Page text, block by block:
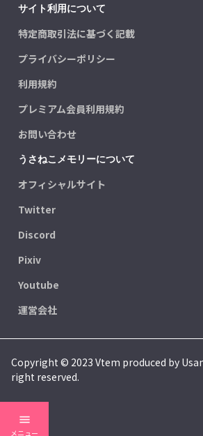
サイト利用について
特定商取引法に基づく記載
プライバシーポリシー
利用規約
プレミアム会員利用規約
お問い合わせ
うさねこメモリーについて
オフィシャルサイト
Twitter
Discord
Pixiv
Youtube
運営会社
Copyright © 2023 Vtem produced by
right reserved.
menu
メニュー